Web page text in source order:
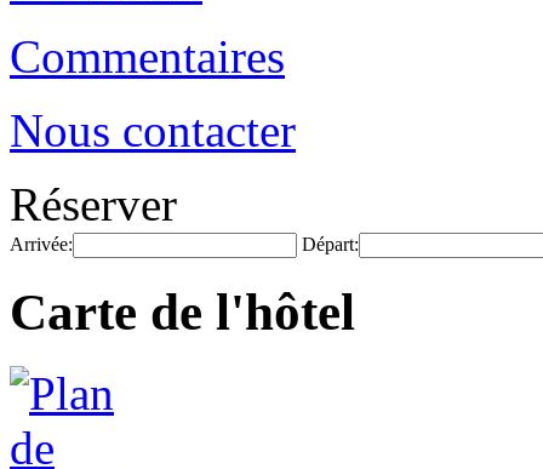
Commentaires
Nous contacter
Réserver
Arrivée: Départ:
Carte de l'hôtel